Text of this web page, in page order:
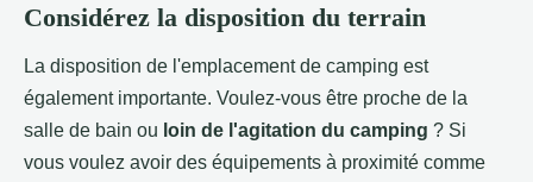
Considérez la disposition du terrain
La disposition de l'emplacement de camping est
également importante. Voulez-vous être proche de la
salle de bain ou loin de l'agitation du camping ? Si
vous voulez avoir des équipements à proximité comme